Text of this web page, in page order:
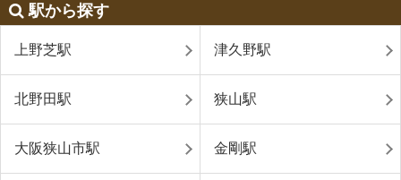
駅から探す
上野芝駅 津久野駅
北野田駅 狭山駅
大阪狭山市駅 金剛駅